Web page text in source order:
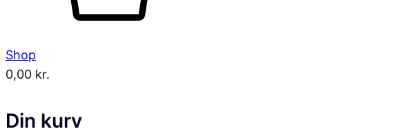
Shop
0,00 kr.
Din kurv